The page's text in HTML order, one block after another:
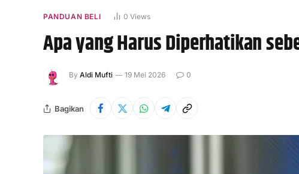
PANDUAN BELI 0Views
Apa yang Harus Diperhatikan
By Aldi Mufti 19 Mei 2026 0
Bagikan